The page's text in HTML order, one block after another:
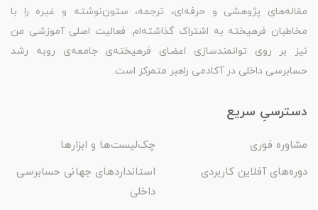
مقاله‌های پژوهشی و حرفه‌ای، ترجمه، ستون‌نوشته و غیره را با
مخاطبان فرهیخته به اشتراک گذاشته‌ام. فعالیت اصلی آموزشی من
نیز بر روی توانمندسازی اعضای فرهیخته‌ی جامعه‌ی روبه رشد
حسابرسی داخلی در آکادمی راهبر متمرکز است.
دسترسیِ سریع
مشاوره فوری
چک‌لیست‌ها و ابزارها
دوره‌های آفلاین کاربردی
استانداردهای جهانی حسابرسی
داخلی